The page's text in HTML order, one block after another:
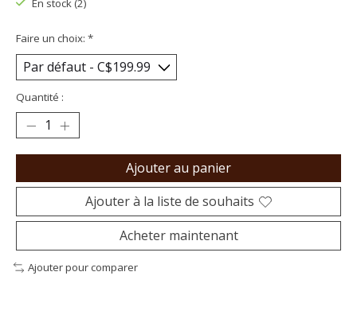
En stock (2)
Faire un choix: *
Quantité :
Ajouter au panier
Ajouter à la liste de souhaits
Acheter maintenant
Ajouter pour comparer